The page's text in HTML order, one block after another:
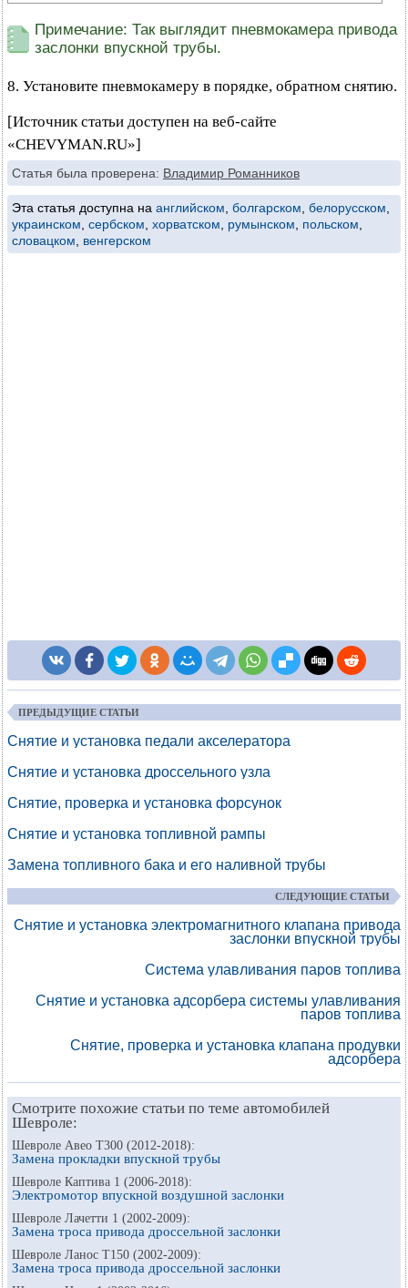
Примечание: Так выглядит пневмокамера привода
заслонки впускной трубы.
8. Установите пневмокамеру в порядке, обратном снятию.
[Источник статьи доступен на веб-сайте
«CHEVYMAN.RU»]
Статья была проверена: Владимир Романников
Эта статья доступна на английском болгарском белорусском
украинском сербском хорватском румынском польском
словацком
венгерском
ПРЕДЫДУЩИЕ СТАТЬИ
Снятие и установка педали акселератора
Снятие и установка дроссельного узла
Снятие, проверка и установка форсунок
Снятие и установка топливной рампы
Замена топливного бака и его наливной трубы
СЛЕДУЮЩИЕ СТАТЬИ
Снятие и установка электромагнитного клапана привода
заслонки впускной трубы
Система улавливания паров топлива
Снятие и установка адсорбера системы улавливания
паров топлива
Снятие, проверка и установка клапана продувки
адсорбера
Смотрите похожие статьи по теме автомобилей
Шевроле:
Шевроле Авео Т300 (2012-2018):
Замена прокладки впускной трубы
Шевроле Каптива 1 (2006-2018):
Электромотор впускной воздушной заслонки
Шевроле Лачетти 1 (2002-2009):
Замена троса привода дроссельной заслонки
Шевроле Ланос Т150 (2002-2009):
Замена троса привода дроссельной заслонки